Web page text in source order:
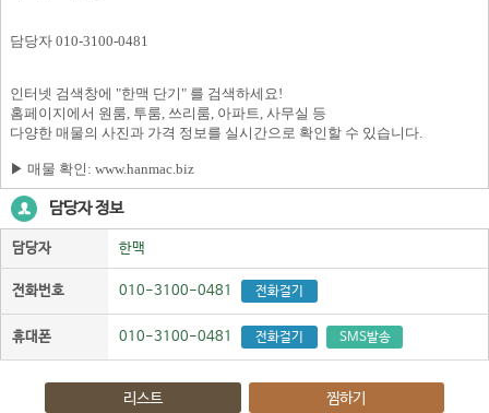
담당자 010-3100-0481
인터넷 검색창에 "한맥 단기" 를 검색하세요!
홈페이지에서 원룸, 투룸, 쓰리룸, 아파트, 사무실 등
다양한 매물의 사진과 가격 정보를 실시간으로 확인할 수 있습니다.
▶ 매물 확인: www.hanmac.biz
담당자 정보
담당자 한맥
전화번호 010-3100-0481 전화걸기
휴대폰 010-3100-0481 전화걸기 SMS발송
리스트 찜하기